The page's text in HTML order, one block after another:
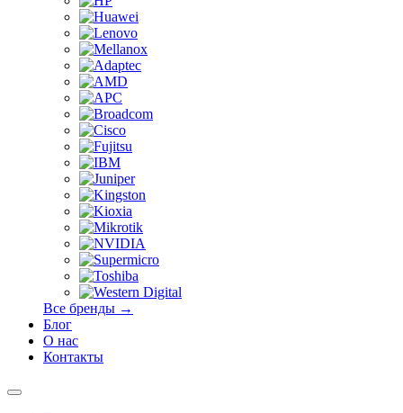
Все бренды →
Блог
О нас
Контакты